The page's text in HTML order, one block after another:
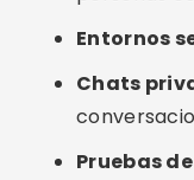
Entornos
Chats
Pruebas